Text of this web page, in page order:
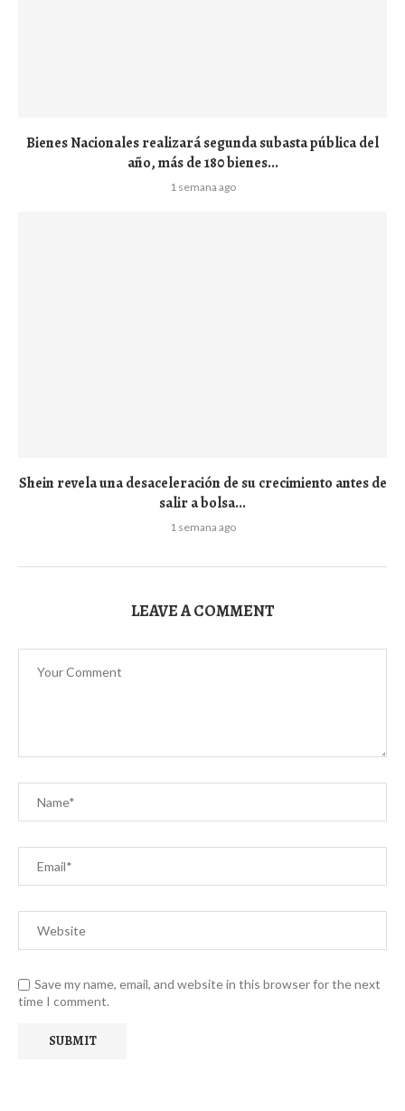
Bienes Nacionales realizará segunda subasta pública del
año, más de 180 bienes...
1 semana ago
Shein revela una desaceleración de su crecimiento antes de
salir a bolsa...
1 semana ago
LEAVE A COMMENT
Save my name, email, and website in this browser for the next
time I comment.